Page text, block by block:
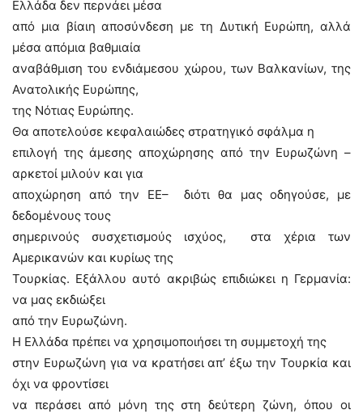
Ελλάδα δεν περνάει μέσα
από μια βίαιη αποσύνδεση με τη Δυτική Ευρώπη, αλλά
μέσα απόμια βαθμιαία
αναβάθμιση του ενδιάμεσου χώρου, των Βαλκανίων, της
Ανατολικής Ευρώπης,
της Νότιας Ευρώπης.
Θα αποτελούσε κεφαλαιώδες στρατηγικό σφάλμα η
επιλογή της άμεσης αποχώρησης από την Ευρωζώνη –
αρκετοί μιλούν και για
αποχώρηση από την ΕΕ– διότι θα μας οδηγούσε, με
δεδομένους τους
σημερινούς συσχετισμούς ισχύος, στα χέρια των
Αμερικανών και κυρίως της
Τουρκίας. Εξάλλου αυτό ακριβώς επιδιώκει η Γερμανία:
να μας εκδιώξει
από την Ευρωζώνη.
Η Ελλάδα πρέπει να χρησιμοποιήσει τη συμμετοχή της
στην Ευρωζώνη για να κρατήσει απ’ έξω την Τουρκία και
όχι να φροντίσει
να περάσει από μόνη της στη δεύτερη ζώνη, όπου οι